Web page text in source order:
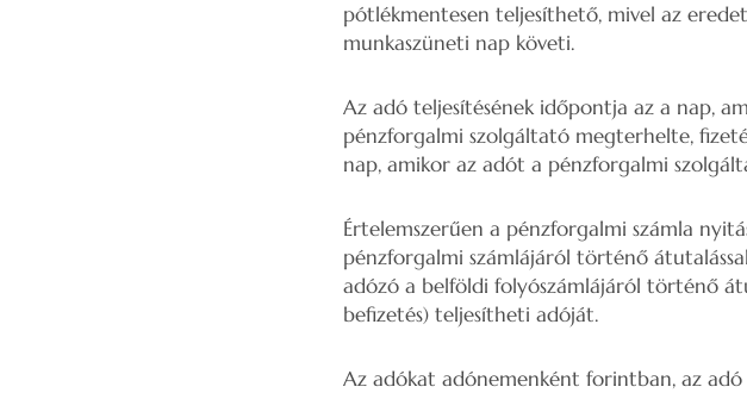
pótlékmentesen teljesíthető, mivel az
munkaszüneti nap követi.
Az adó teljesítésének időpontja az a nap,
pénzforgalmi szolgáltató megterhelte,
nap, amikor az adót a pénzforgalmi
Értelemszerűen a pénzforgalmi számla
pénzforgalmi számlájáról történő
adózó a belföldi folyószámlájáról történő
befizetés) teljesítheti adóját.
Az adókat adónemenként forintban, az